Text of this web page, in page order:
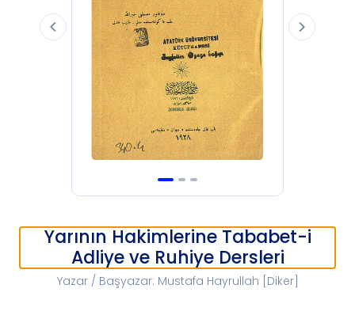
Yarının Hakimlerine Tababet-i
Adliye ve Ruhiye Dersleri
Yazar / Başyazar: Mustafa Hayrullah [Diker]